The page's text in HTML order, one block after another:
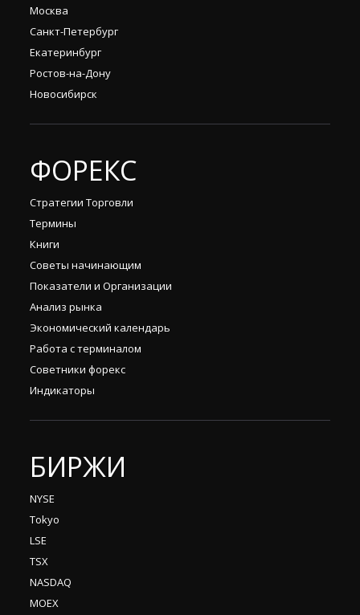
Москва
Санкт-Петербург
Екатеринбург
Ростов-на-Дону
Новосибирск
ФОРЕКС
Стратегии Торговли
Термины
Книги
Советы начинающим
Показатели и Организации
Анализ рынка
Экономический календарь
Работа с терминалом
Советники форекс
Индикаторы
БИРЖИ
NYSE
Tokyo
LSE
TSX
NASDAQ
MOEX